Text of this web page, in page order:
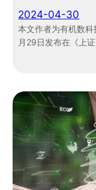
2024-04-30
本文作者为有机数
月29日发布在《上